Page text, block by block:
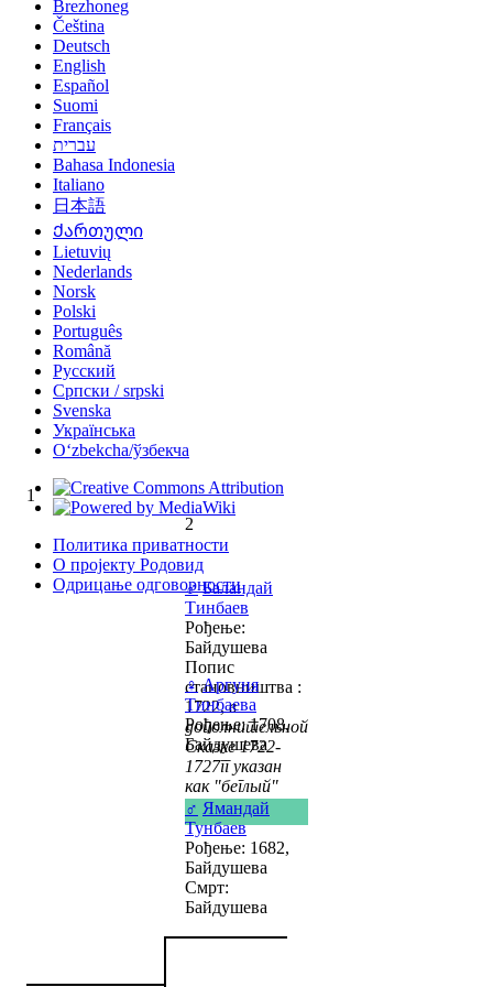
1
2
♂ Баландай
Тинбаев
Рођење:
Байдушева
Попис
становништва :
1722,в
дополнительной
Сказке 1722-
1727гг указан
как "беглый"
♀ Аргуня
Тинбаева
Рођење: 1708,
Байдушева
♂ Ямандай
Тунбаев
Рођење: 1682,
Байдушева
Смрт:
Байдушева
Brezhoneg
Čeština
Deutsch
English
Español
Suomi
Français
עברית
Bahasa Indonesia
Italiano
日本語
Ქართული
Lietuvių
Nederlands
Norsk
Polski
Português
Română
Русский
Српски / srpski
Svenska
Українська
Oʻzbekcha/ўзбекча
Политика приватности
О пројекту Родовид
Одрицање одговорности